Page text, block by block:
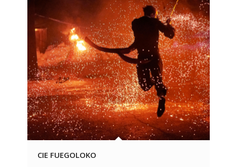
CIE FUEGOLOKO